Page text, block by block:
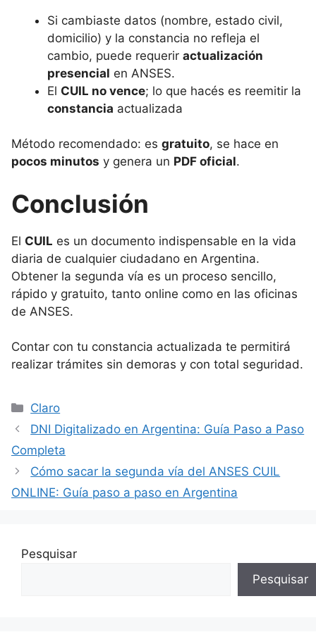
Si cambiaste datos (nombre, estado civil,
domicilio) y la constancia no refleja el
cambio, puede requerir actualización
presencial en ANSES.
El CUIL no vence; lo que hacés es reemitir la
constancia actualizada
Método recomendado: es gratuito, se hace en
pocos minutos y genera un PDF oficial.
Conclusión
El CUIL es un documento indispensable en la vida
diaria de cualquier ciudadano en Argentina.
Obtener la segunda vía es un proceso sencillo,
rápido y gratuito, tanto online como en las oficinas
de ANSES.
Contar con tu constancia actualizada te permitirá
realizar trámites sin demoras y con total seguridad.
Categorías
Claro
DNI Digitalizado en Argentina: Guía Paso a Paso
Completa
Cómo sacar la segunda vía del ANSES CUIL
ONLINE: Guía paso a paso en Argentina
Pesquisar
Pesquisar